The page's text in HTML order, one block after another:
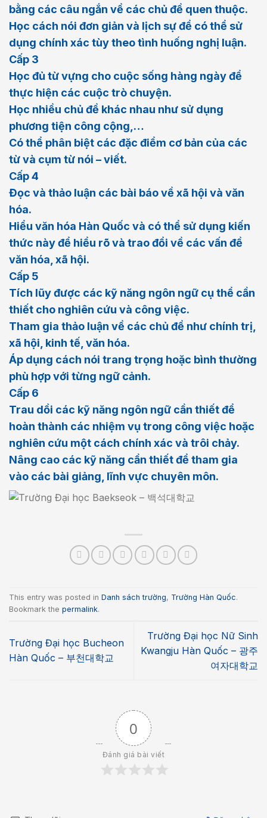
bằng các câu ngắn về các chủ đề quen thuộc.
Học cách nói đơn giản và lịch sự để có thể sử
dụng chính xác tùy theo tình huống nghị luận.
Cấp 3
Học đủ từ vựng cho cuộc sống hàng ngày để
thực hiện các cuộc trò chuyện.
Học nhiều chủ đề khác nhau như sử dụng
phương tiện công cộng,…
Có thể phân biệt các đặc điểm cơ bản của các
từ và cụm từ nói – viết.
Cấp 4
Đọc và thảo luận các bài báo về xã hội và văn
hóa.
Hiểu văn hóa Hàn Quốc và có thể sử dụng kiến
thức này để hiểu rõ và trao đổi về các vấn đề
văn hóa, xã hội.
Cấp 5
Tích lũy được các kỹ năng ngôn ngữ cụ thể cần
thiết cho nghiên cứu và công việc.
Tham gia thảo luận về các chủ đề như chính trị,
xã hội, kinh tế, văn hóa.
Áp dụng cách nói trang trọng hoặc bình thường
phù hợp với từng ngữ cảnh.
Cấp 6
Trau dồi các kỹ năng ngôn ngữ cần thiết để
hoàn thành các nhiệm vụ trong công việc hoặc
nghiên cứu một cách chính xác và trôi chảy.
Nâng cao các kỹ năng cần thiết để tham gia
vào các bài giảng, lĩnh vực chuyên môn.
This entry was posted in Danh sách trường, Trường Hàn Quốc.
Bookmark the permalink.
Trường Đại học Bucheon
Hàn Quốc – 부천대학교
Trường Đại học Nữ Sinh
Kwangju Hàn Quốc – 광주
여자대학교
0
Đánh giá bài viết